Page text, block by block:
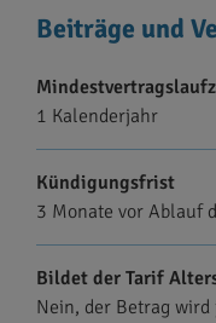
Beiträge und
1 Kalenderjahr
Kündigungsfrist
3 Monate vor Ablauf
Bildet der Tarif
Nein, der Betrag